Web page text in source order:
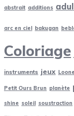
abstrait additions
arc en ciel bakugan
Coloriage
instruments jeux
Petit Ours Brun planète
shine soleil soustraction